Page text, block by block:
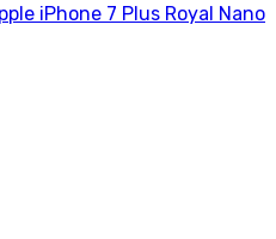
iPhone 7 Plus Royal Nano